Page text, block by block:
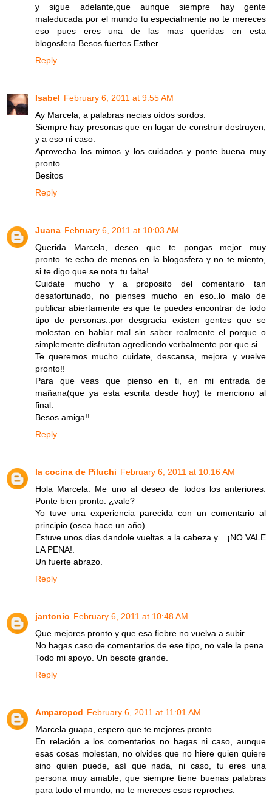
y sigue adelante,que aunque siempre hay gente
maleducada por el mundo tu especialmente no te mereces
eso pues eres una de las mas queridas en esta
blogosfera.Besos fuertes Esther
Reply
Isabel February 6, 2011 at 9:55 AM
Ay Marcela, a palabras necias oídos sordos.
Siempre hay presonas que en lugar de construir destruyen,
y a eso ni caso.
Aprovecha los mimos y los cuidados y ponte buena muy
pronto.
Besitos
Reply
Juana February 6, 2011 at 10:03 AM
Querida Marcela, deseo que te pongas mejor muy
pronto..te echo de menos en la blogosfera y no te miento,
si te digo que se nota tu falta!
Cuidate mucho y a proposito del comentario tan
desafortunado, no pienses mucho en eso..lo malo de
publicar abiertamente es que te puedes encontrar de todo
tipo de personas..por desgracia existen gentes que se
molestan en hablar mal sin saber realmente el porque o
simplemente disfrutan agrediendo verbalmente por que si.
Te queremos mucho..cuidate, descansa, mejora..y vuelve
pronto!!
Para que veas que pienso en ti, en mi entrada de
mañana(que ya esta escrita desde hoy) te menciono al
final:
Besos amiga!!
Reply
la cocina de Piluchi February 6, 2011 at 10:16 AM
Hola Marcela: Me uno al deseo de todos los anteriores.
Ponte bien pronto. ¿vale?
Yo tuve una experiencia parecida con un comentario al
principio (osea hace un año).
Estuve unos dias dandole vueltas a la cabeza y... ¡NO VALE
LA PENA!.
Un fuerte abrazo.
Reply
jantonio February 6, 2011 at 10:48 AM
Que mejores pronto y que esa fiebre no vuelva a subir.
No hagas caso de comentarios de ese tipo, no vale la pena.
Todo mi apoyo. Un besote grande.
Reply
Amparopcd February 6, 2011 at 11:01 AM
Marcela guapa, espero que te mejores pronto.
En relación a los comentarios no hagas ni caso, aunque
esas cosas molestan, no olvides que no hiere quien quiere
sino quien puede, así que nada, ni caso, tu eres una
persona muy amable, que siempre tiene buenas palabras
para todo el mundo, no te mereces esos reproches.